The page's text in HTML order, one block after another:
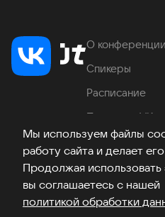
Мы используем файлы
работу сайта и делает
Продолжая использовать
вы соглашаетесь с нашей
политикой обработки
О конференции
Спикеры
Расписание
Продукты VK
Место
Часто
ТелеграмВКонтакте
Хабр